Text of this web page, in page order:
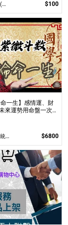
) $100
命一生】感情運、財
來運勢用命盤一次解
輕鬆迎接豐盛未來
院 $6800